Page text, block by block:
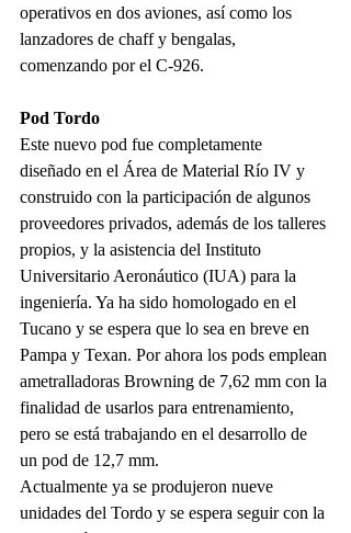
operativos en dos aviones, así como los
lanzadores de chaff y bengalas,
comenzando por el C-926.
Pod Tordo
Este nuevo pod fue completamente
diseñado en el Área de Material Río IV y
construido con la participación de algunos
proveedores privados, además de los talleres
propios, y la asistencia del Instituto
Universitario Aeronáutico (IUA) para la
ingeniería. Ya ha sido homologado en el
Tucano y se espera que lo sea en breve en
Pampa y Texan. Por ahora los pods emplean
ametralladoras Browning de 7,62 mm con la
finalidad de usarlos para entrenamiento,
pero se está trabajando en el desarrollo de
un pod de 12,7 mm.
Actualmente ya se produjeron nueve
unidades del Tordo y se espera seguir con la